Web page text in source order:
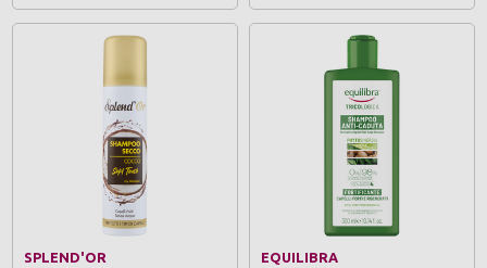
SPLEND'OR EQUILIBRA